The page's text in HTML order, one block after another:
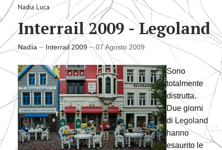
Nadia Luca
Interrail 2009 - Legoland
Nadia Interrail 2009 07 Agosto 2009
Sono
totalmente
distrutta.
Due giorni
diLegoland
hanno
esaurito le